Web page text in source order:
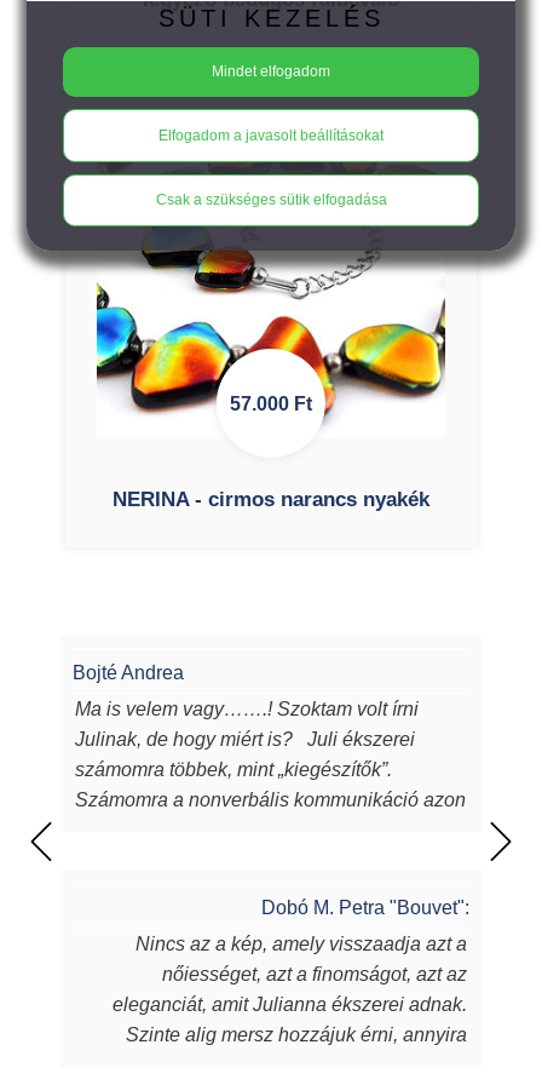
57.000 Ft
NERINA - cirmos narancs nyakék
Bojté Andrea
Ma is velem vagy…….! Szoktam volt írni
Julinak, de hogy miért is? Juli ékszerei
számomra többek, mint „kiegészítők”.
Számomra a nonverbális kommunikáció azon
egyediek, csodaszépek, igényesek,
sugározzák az alkotójuk által belevitt
energiát, szeretetet, amit készítőjük alkotás
során beletett. Szeretem a kincseit, viselem
nap mint nap, melyek során magabiztosabb,
Dobó M. Petra "Bouvet":
Nincs az a kép, amely visszaadja azt a
nőiességet, azt a finomságot, azt az
eleganciát, amit Julianna ékszerei adnak.
Szinte alig mersz hozzájuk érni, annyira
SÜTI KEZELÉS
Mindet elfogadom
Elfogadom a javasolt beállításokat
Csak a szükséges sütik elfogadása